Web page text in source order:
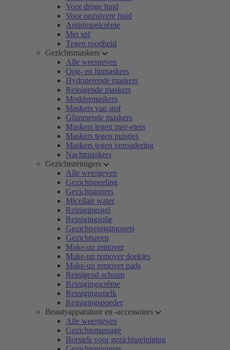
Voor droge huid
Voor onzuivere huid
Antirimpelcrème
Met spf
Tegen roodheid
Gezichtsmaskers
Alle weergeven
Oog- en lipmaskers
Hydraterende maskers
Reinigende maskers
Moddermaskers
Maskers van stof
Glimmende maskers
Maskers tegen mee-eters
Maskers tegen puistjes
Maskers tegen veroudering
Nachtmaskers
Gezichtsreinigers
Alle weergeven
Gezichtspeeling
Gezichtstoners
Micellair water
Reinigingsgel
Reinigingsolie
Gezichtreinigingssets
Gezichtszeep
Make-up remover
Make-up remover doekjes
Make-up remover pads
Reinigend schuim
Reinigingscrème
Reinigingsmelk
Reinigingspoeder
Beautyapparatuur en -accessoires
Alle weergeven
Gezichtsmassage
Borstels voor gezichtsreiniging